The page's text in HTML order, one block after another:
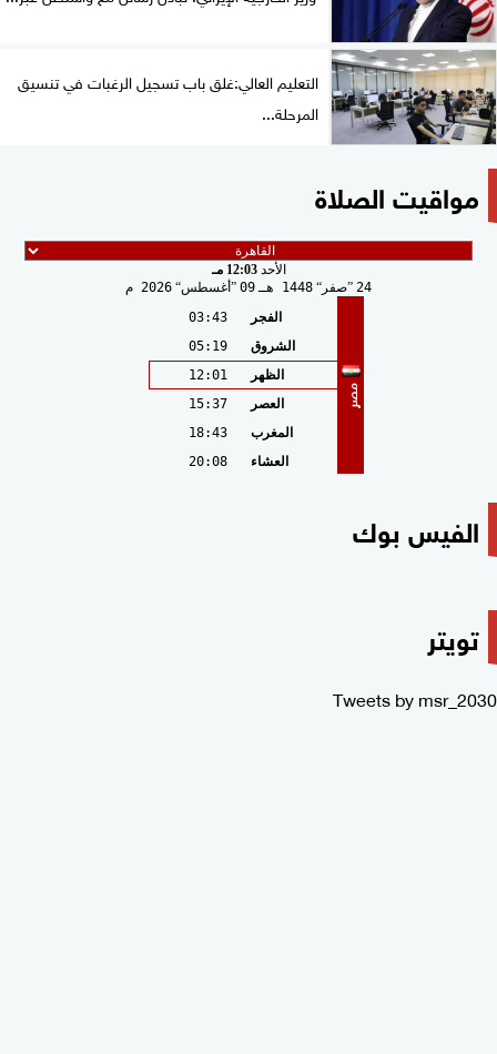
التعليم العالي:غلق باب تسجيل الرغبات في تنسيق
المرحلة...
مواقيت الصلاة
الأحد12:03 مـ
24 صفر 1448 هـ 09 أغسطس 2026 م
مصر
الفجر
03:43
الشروق
05:19
الظهر
12:01
العصر
15:37
المغرب
18:43
العشاء
20:08
الفيس بوك
تويتر
Tweets by msr_2030